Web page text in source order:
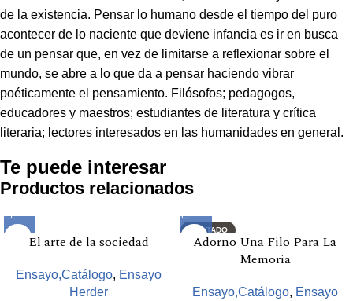
de la existencia. Pensar lo humano desde el tiempo del puro
acontecer de lo naciente que deviene infancia es ir en busca
de un pensar que, en vez de limitarse a reflexionar sobre el
mundo, se abre a lo que da a pensar haciendo vibrar
poéticamente el pensamiento. Filósofos; pedagogos,
educadores y maestros; estudiantes de literatura y crítica
literaria; lectores interesados en las humanidades en general.
Te puede interesar
Productos relacionados
El arte de la sociedad
Ensayo,Catálogo, Ensayo
Herder
AGOTADO
Adorno Una Filo Para La
Memoria
Ensayo,Catálogo, Ensayo